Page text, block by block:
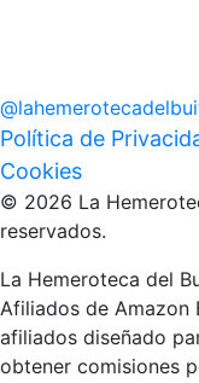
@
Política de
Cookies
© 2026 La
reservados.
La Hemeroteca del
Afiliados de Amazon
afiliados diseñado
obtener comisiones